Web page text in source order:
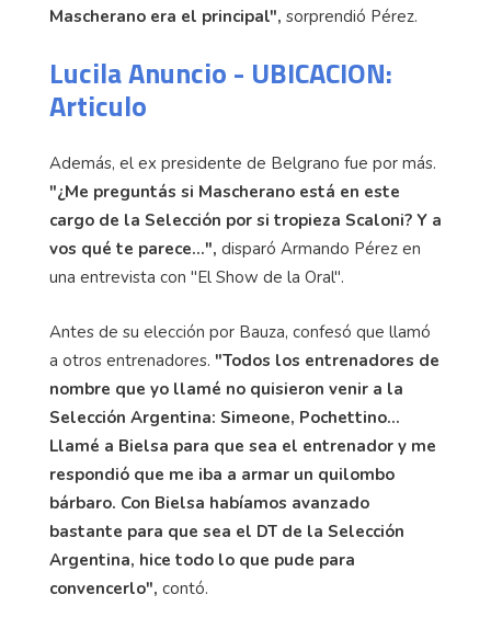
Mascherano era el principal", sorprendió Pérez.
Lucila Anuncio - UBICACION:
Articulo
Además, el ex presidente de Belgrano fue por más.
"¿Me preguntás si Mascherano está en este
cargo de la Selección por si tropieza Scaloni? Y a
vos qué te parece...", disparó Armando Pérez en
una entrevista con "El Show de la Oral".
Antes de su elección por Bauza, confesó que llamó
a otros entrenadores. "Todos los entrenadores de
nombre que yo llamé no quisieron venir a la
Selección Argentina: Simeone, Pochettino...
Llamé a Bielsa para que sea el entrenador y me
respondió que me iba a armar un quilombo
bárbaro. Con Bielsa habíamos avanzado
bastante para que sea el DT de la Selección
Argentina, hice todo lo que pude para
convencerlo", contó.